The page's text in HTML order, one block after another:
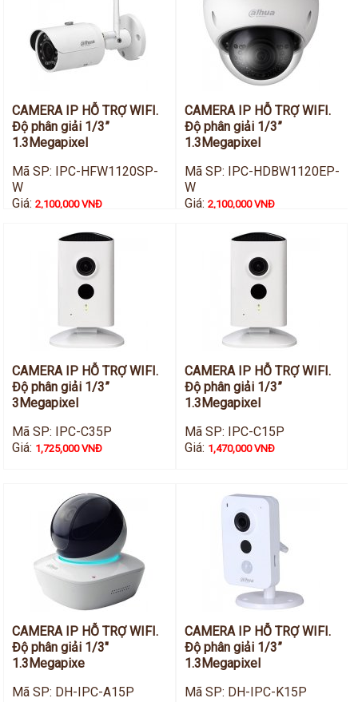
CAMERA IP HỖ TRỢ WIFI.
Độ phân giải 1/3”
1.3Megapixel
Mã SP: IPC-HFW1120SP-
W
Giá:2,100,000 VNĐ
CAMERA IP HỖ TRỢ WIFI.
Độ phân giải 1/3”
1.3Megapixel
Mã SP: IPC-HDBW1120EP-
W
Giá: 2,100,000 VNĐ
CAMERA IP HỖ TRỢ WIFI.
Độ phân giải 1/3”
3Megapixel
Mã SP: IPC-C35P
Giá: 1,725,000 VNĐ
CAMERA IP HỖ TRỢ WIFI.
Độ phân giải 1/3”
1.3Megapixel
Mã SP: IPC-C15P
Giá: 1,470,000 VNĐ
CAMERA IP HỖ TRỢ WIFI.
Độ phân giải 1/3"
1.3Megapixe
Mã SP: DH-IPC-A15P
CAMERA IP HỖ TRỢ WIFI.
Độ phân giải 1/3”
1.3Megapixel
Mã SP: DH-IPC-K15P